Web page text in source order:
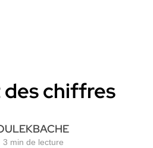
des chiffres
3 min de lecture